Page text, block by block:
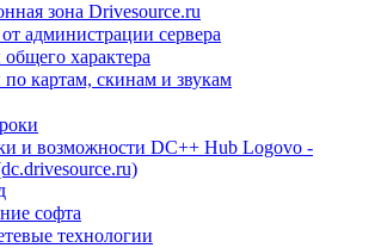
зона Drivesource.ru
администрации сервера
характера
картам, скинам и звукам
и возможности DC++ Hub Logovo -
софта
технологии